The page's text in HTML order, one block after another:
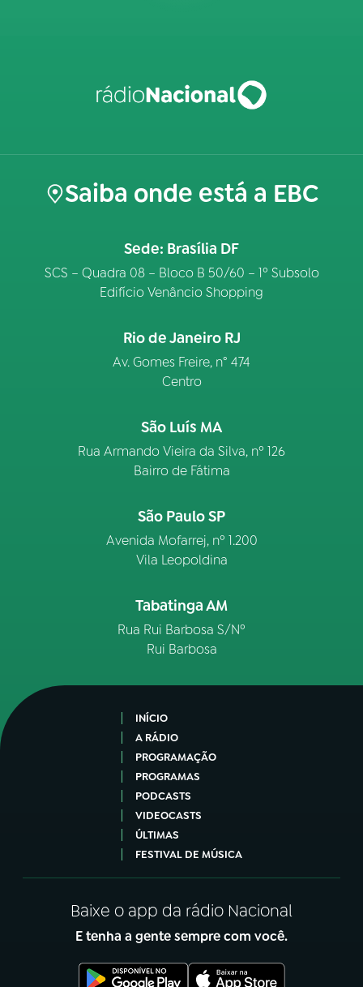
Saiba onde está a EBC
Sede: Brasília DF
SCS – Quadra 08 – Bloco B 50/60 – 1º Subsolo
Edifício Venâncio Shopping
Rio de Janeiro RJ
Av. Gomes Freire, n° 474
Centro
São Luís MA
Rua Armando Vieira da Silva, nº 126
Bairro de Fátima
São Paulo SP
Avenida Mofarrej, nº 1.200
Vila Leopoldina
Tabatinga AM
Rua Rui Barbosa S/Nº
Rui Barbosa
INÍCIO
A RÁDIO
PROGRAMAÇÃO
PROGRAMAS
PODCASTS
VIDEOCASTS
ÚLTIMAS
FESTIVAL DE MÚSICA
Baixe o app da rádio Nacional
E tenha a gente sempre com você.